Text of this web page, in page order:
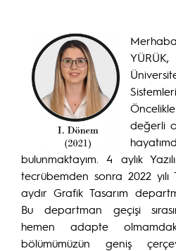
değerli
bulunmaktayım. 4 aylık
tecrübemden sonra 2022
aydır Grafik Tasarım
Bu departman geçişi
hemen adapte
bölümümüzün geniş